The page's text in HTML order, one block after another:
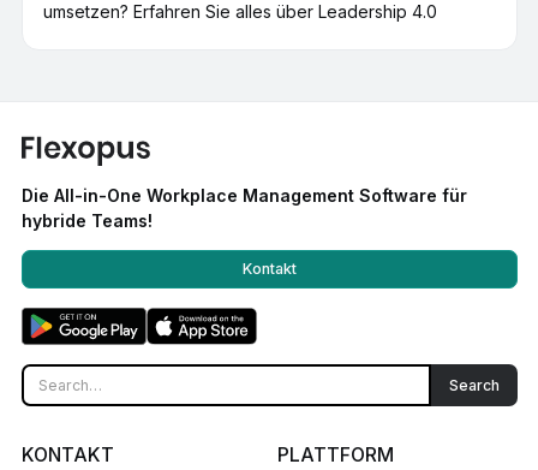
umsetzen? Erfahren Sie alles über Leadership 4.0
Die All-in-One Workplace Management Software für
hybride Teams!
Kontakt
KONTAKT PLATTFORM